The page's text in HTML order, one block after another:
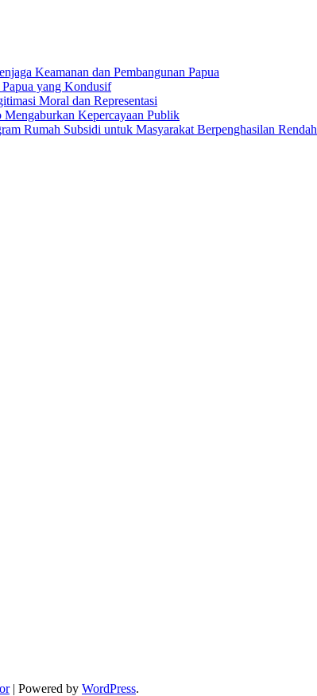
Keamanan dan Pembangunan Papua
yang Kondusif
Moral dan Representasi
Kepercayaan Publik
Rumah Subsidi untuk Masyarakat Berpenghasilan Rendah
| Powered by WordPress.